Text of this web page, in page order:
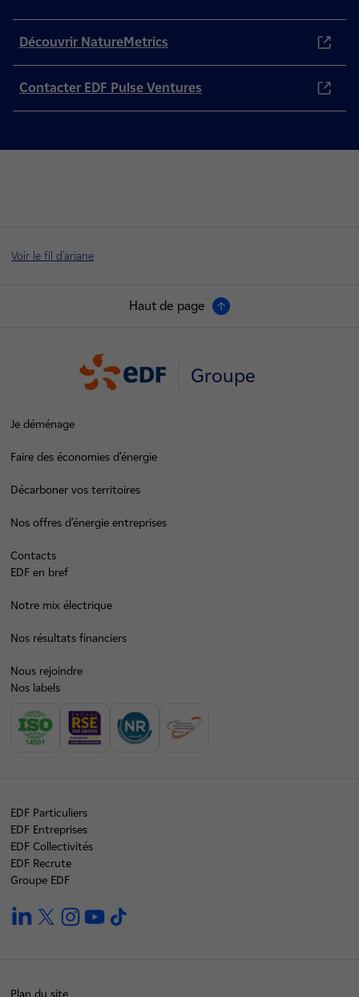
Découvrir NatureMetrics
Contacter EDF Pulse Ventures
Voir le fil d'ariane
Haut de page
Groupe
Je déménage
Faire des économies d’énergie
Décarboner vos territoires
Nos offres d’énergie entreprises
Contacts
EDF en bref
Notre mix électrique
Nos résultats financiers
Nous rejoindre
Nos labels
EDF Particuliers
EDF Entreprises
EDF Collectivités
EDF Recrute
Groupe EDF
linkedintwitterinstagramyoutube